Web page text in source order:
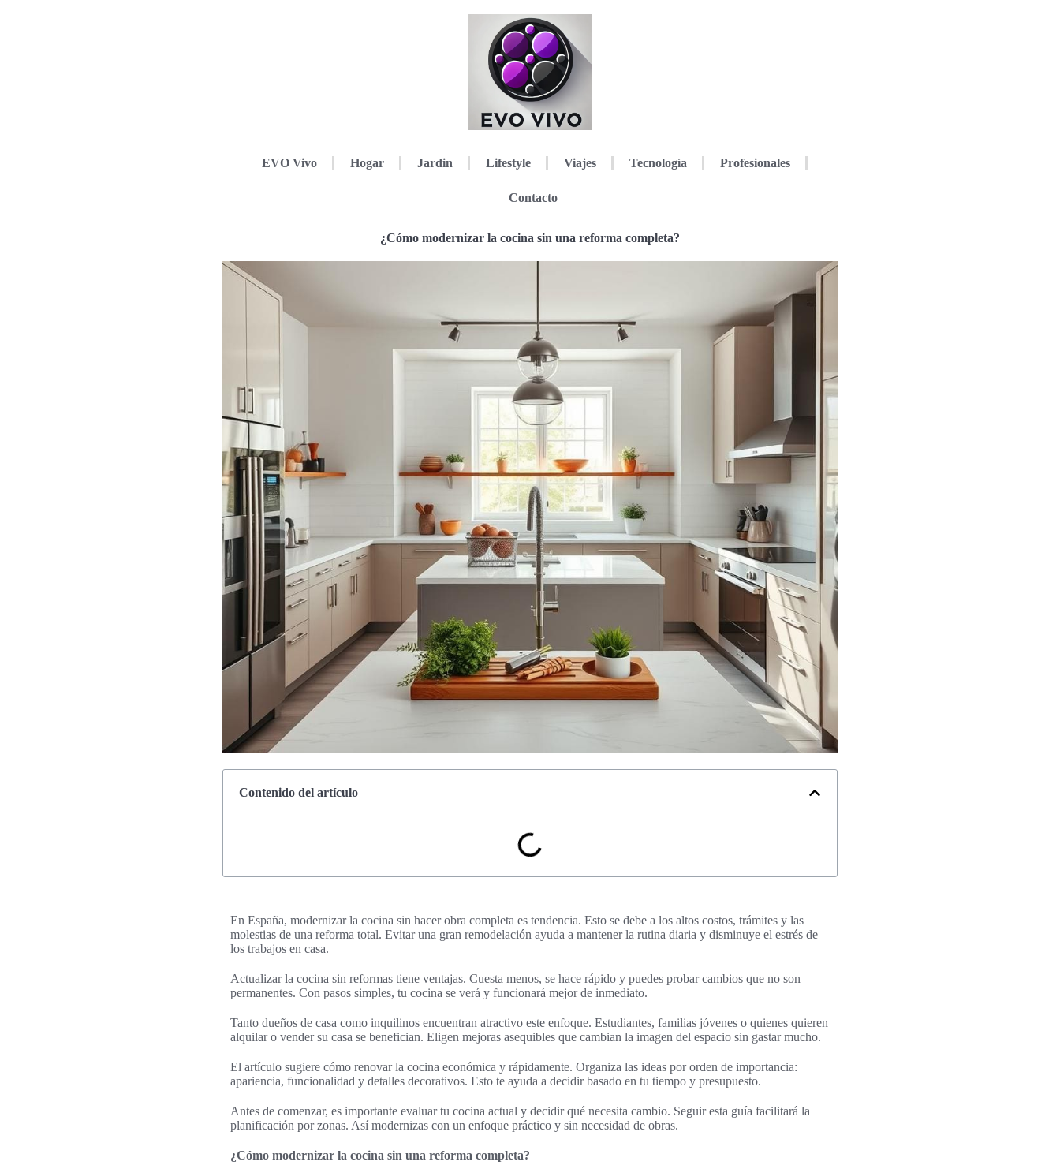
EVO Vivo Hogar Jardin Lifestyle Viajes Tecnología Profesionales
Contacto
¿Cómo modernizar la cocina sin una reforma completa?
Contenido del artículo
En España, modernizar la cocina sin hacer obra completa es tendencia. Esto se debe a los altos costos, trámites y las
molestias de una reforma total. Evitar una gran remodelación ayuda a mantener la rutina diaria y disminuye el estrés de
los trabajos en casa.
Actualizar la cocina sin reformas tiene ventajas. Cuesta menos, se hace rápido y puedes probar cambios que no son
permanentes. Con pasos simples, tu cocina se verá y funcionará mejor de inmediato.
Tanto dueños de casa como inquilinos encuentran atractivo este enfoque. Estudiantes, familias jóvenes o quienes quieren
alquilar o vender su casa se benefician. Eligen mejoras asequibles que cambian la imagen del espacio sin gastar mucho.
El artículo sugiere cómo renovar la cocina económica y rápidamente. Organiza las ideas por orden de importancia:
apariencia, funcionalidad y detalles decorativos. Esto te ayuda a decidir basado en tu tiempo y presupuesto.
Antes de comenzar, es importante evaluar tu cocina actual y decidir qué necesita cambio. Seguir esta guía facilitará la
planificación por zonas. Así modernizas con un enfoque práctico y sin necesidad de obras.
¿Cómo modernizar la cocina sin una reforma completa?